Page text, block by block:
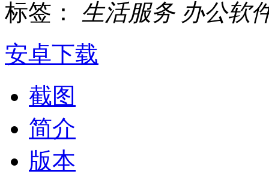
标签： 生活服务 办公软
安卓下载
截图
简介
版本